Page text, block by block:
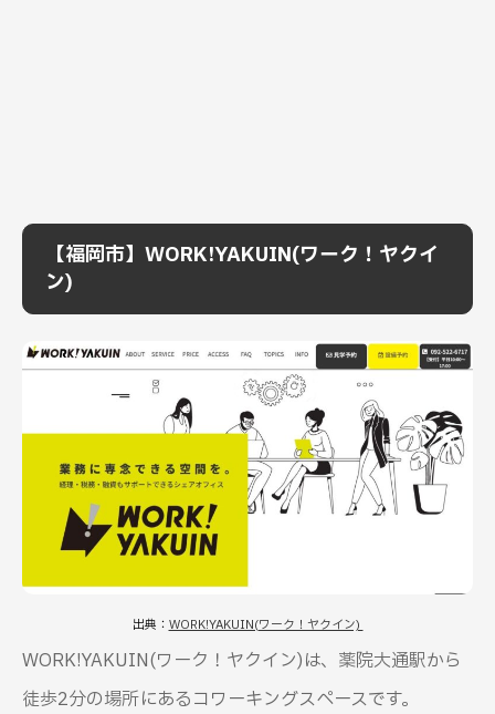
【福岡市】WORK!YAKUIN(ワーク！ヤクイ
ン)
出典： WORK!YAKUIN(ワーク！ヤクイン)
WORK!YAKUIN(ワーク！ヤクイン)は、薬院大通駅から
徒歩2分の場所にあるコワーキングスペースです。